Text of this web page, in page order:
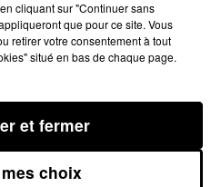
cliquant sur "Continuer sans
que pour ce site. Vous
retirer votre consentement à tout
situé en bas de chaque page.
choix
et fermer